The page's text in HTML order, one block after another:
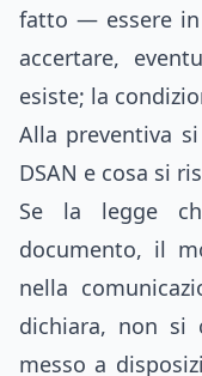
fatto — essere
accertare,
esiste; la
Alla preventiva
DSAN e cosa si
Se la legge
documento, il
nella
dichiara, non si
messo a